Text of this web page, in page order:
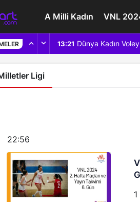
A Milli Kadın VNL
13:21 Dünya Kadın
Ligi
22:56